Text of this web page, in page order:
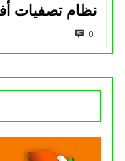
نظام تصفيات
0